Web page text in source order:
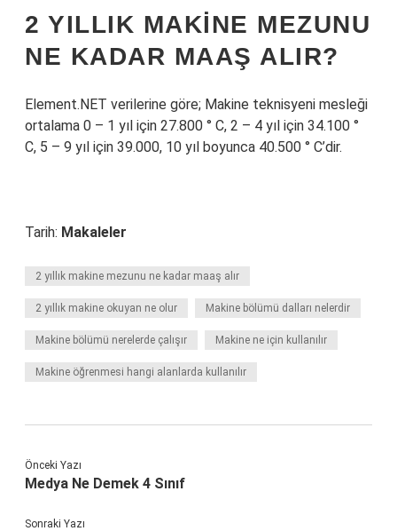
2 YILLIK MAKINE MEZUNU
NE KADAR MAAŞ ALIR?
Element.NET verilerine göre; Makine teknisyeni mesleği
ortalama 0 – 1 yıl için 27.800 ° C, 2 – 4 yıl için 34.100 °
C, 5 – 9 yıl için 39.000, 10 yıl boyunca 40.500 ° C’dir.
Tarih: Makaleler
2 yıllık makine mezunu ne kadar maaş alır
2 yıllık makine okuyan ne olur Makine bölümü dalları nelerdir
Makine bölümü nerelerde çalışır Makine ne için kullanılır
Makine öğrenmesi hangi alanlarda kullanılır
Önceki Yazı
Medya Ne Demek 4 Sınıf
Sonraki Yazı